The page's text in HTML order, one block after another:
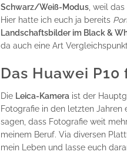
Schwarz/Weiß-Modus, weil
Hier hatte ich euch ja bereits
Landschaftsbilder im Black &
da auch eine Art
Das Huawei
Die Leica-Kamera ist der
Fotografie in den letzten
sagen, dass Fotografie weit
meinem Beruf. Via diversen
mein Leben und lasse euch